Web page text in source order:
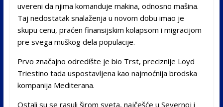
uvereni da njima komanduje makina, odnosno mašina.
Taj nedostatak snalaženja u novom dobu imao je
skupu cenu, praćen finansijskim kolapsom i migracijom
pre svega muškog dela populacije.
Prvo značajno odredište je bio Trst, preciznije Loyd
Triestino tada uspostavljena kao najmoćnija brodska
kompanija Mediterana.
Ostali su se rasuli širom sveta, najčešće u Severnoj i